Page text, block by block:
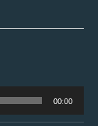
00:00